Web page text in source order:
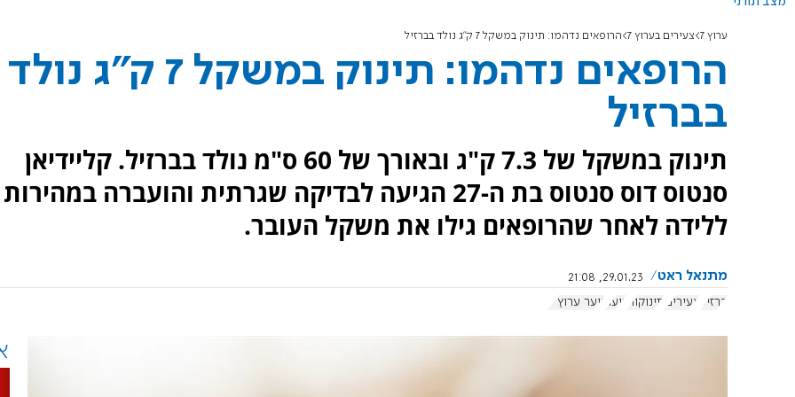
ערוץ 7 צעירים בערוץ 7 הרופאים נדהמו: תינוק במשקל 7 ק"ג נולד בברזיל
הרופאים נדהמו: תינוק במשקל 7 ק"ג נולד
בברזיל
תינוק במשקל של 7.3 ק"ג ובאורך של 60 ס"מ נולד בברזיל. קליידיאן
סנטוס דוס סנטוס בת ה-27 הגיעה לבדיקה שגרתית והועברה במהירות
ללידה לאחר שהרופאים גילו את משקל העובר.
מתנאל ראט
29.01.23, 21:08
ברזיל
צעירים תינוקות נוער נוער ערוץ 7